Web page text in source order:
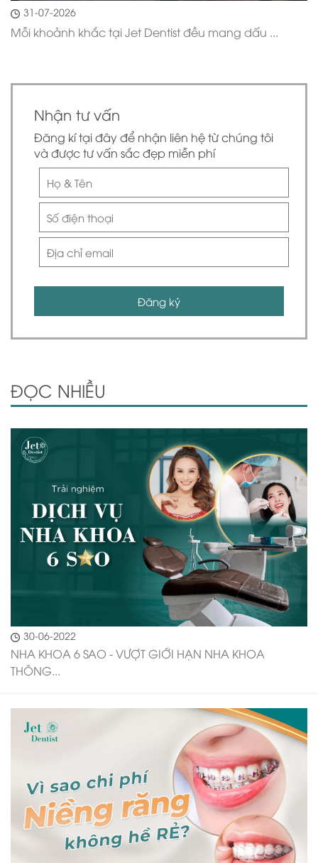
31-07-2026
Mỗi khoảnh khắc tại Jet Dentist đều mang dấu ...
Nhận tư vấn
Đăng kí tại đây để nhận liên hệ từ chúng tôi
và được tư vấn sắc đẹp miễn phí
Đăng ký
ĐỌC NHIỀU
30-06-2022
NHA KHOA 6 SAO - VƯỢT GIỚI HẠN NHA KHOA
THÔNG...